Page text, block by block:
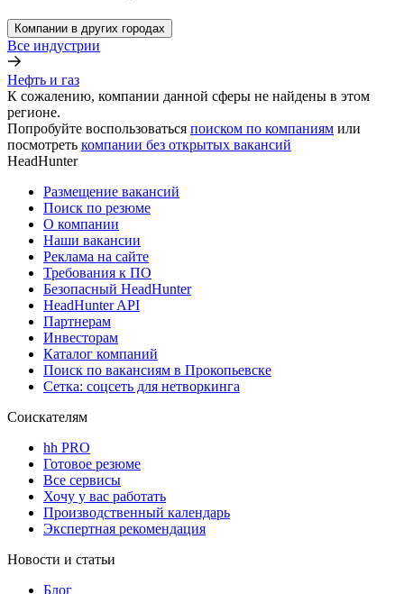
Компании в других городах
Все индустрии
Нефть и газ
К сожалению, компании данной сферы не найдены в этом
регионе.
Попробуйте воспользоваться поиском по компаниям или
посмотреть компании без открытых вакансий
HeadHunter
Размещение вакансий
Поиск по резюме
О компании
Наши вакансии
Реклама на сайте
Требования к ПО
Безопасный HeadHunter
HeadHunter API
Партнерам
Инвесторам
Каталог компаний
Поиск по вакансиям в Прокопьевске
Сетка: соцсеть для нетворкинга
Соискателям
hh PRO
Готовое резюме
Все сервисы
Хочу у вас работать
Производственный календарь
Экспертная рекомендация
Новости и статьи
Блог